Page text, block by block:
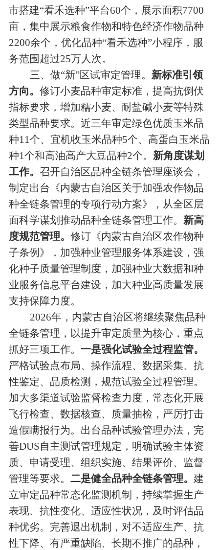
市搭建“看禾选种”平台60个，展示面积7700
亩，集中展示粮食作物和特色经济作物品种
2200余个 ， 优化品种“看禾选种”小程序， 服
务范围超过25万人次。
三、 做“新”区试审定管理。 新标准引领
方向。 修订小麦品种审定标准，提高抗倒伏
指标要求，增加糯小麦、 耐盐碱小麦等特殊
类型品种要求。近三年审定绿色优质玉米品
种11个、宜机收玉米品种5个、高蛋白玉米品
种1个和高油高产大豆品种2个。 新角度谋划
工作。 召开自治区品种全链条管理座谈会，
制定出台《内蒙古自治区关于加强农作物品
种全链条管理的专项行动方案》
， 从全区层
面科学谋划推动品种全链条管理工作。 新高
度规范管理。 修订《内蒙古自治区农作物种
子条例》，加强种业管理服务体系建设，强
化种子质量管理制度 ，加强种业大数据和种
业服务信息平台建设， 加大种业高质量发展
支持保障力度。
2026年，内蒙古自治区将继续聚焦品种
全链条管理，以提升审定质量为核心，重点
抓好三项工作。 一是强化试验全过程监管。
严格试验点布局、操作流程、数据采集、抗
性鉴定、品质检测， 规范试验全过程管理。
加大多渠道试验监督检查力度，常态化开展
飞行检查、数据核查、质量抽检，严厉打击
造假瞒报行为。 出台品种试验管理办法， 完
善DUS自主测试管理规定， 明确试验主体资
质、申请受理、组织实施、结果评价、监督
管理等要求。 二是健全品种全链条管理。 建
立审定品种常态化监测机制，持续掌握生产
表现、抗性变化、适应性状况，及时评估品
种优劣。 完善退出机制 ， 对不适应生产、 抗
性下降、 有严重缺陷、长期不推广的品种，